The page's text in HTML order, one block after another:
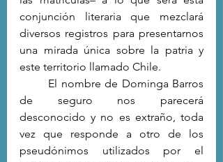
conjunción literaria que mezclará
diversos registros para presentarnos
una mirada única sobre la patria y
este territorio llamado Chile.
de seguro nos parecerá
desconocido y no es extraño, toda
vez que responde a otro de los
pseudónimos utilizados por el